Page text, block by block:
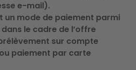
e-mail).
un mode de paiement parmi
le cadre de l’offre
sur compte
paiement par carte